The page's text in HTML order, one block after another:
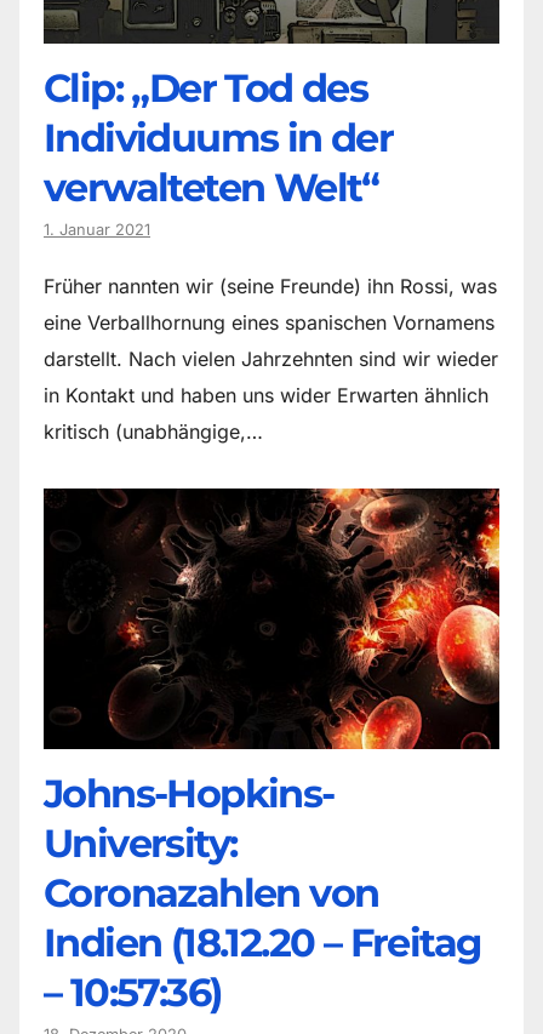
Clip: „Der Tod des
Individuums in der
verwalteten Welt“
1. Januar 2021
Früher nannten wir (seine Freunde) ihn Rossi, was
eine Verballhornung eines spanischen Vornamens
darstellt. Nach vielen Jahrzehnten sind wir wieder
in Kontakt und haben uns wider Erwarten ähnlich
kritisch (unabhängige,…
Johns-Hopkins-
University:
Coronazahlen von
Indien (18.12.20 – Freitag
– 10:57:36)